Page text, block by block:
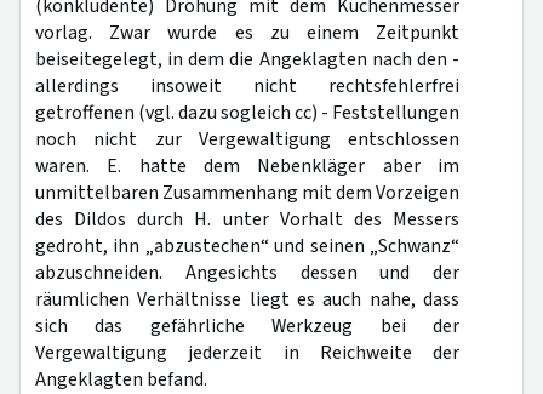
(konkludente) Drohung mit dem Küchenmesser
vorlag. Zwar wurde es zu einem Zeitpunkt
beiseitegelegt, in dem die Angeklagten nach den -
allerdings insoweit nicht rechtsfehlerfrei
getroffenen (vgl. dazu sogleich cc) - Feststellungen
noch nicht zur Vergewaltigung entschlossen
waren. E. hatte dem Nebenkläger aber im
unmittelbaren Zusammenhang mit dem Vorzeigen
des Dildos durch H. unter Vorhalt des Messers
gedroht, ihn „abzustechen“ und seinen „Schwanz“
abzuschneiden. Angesichts dessen und der
räumlichen Verhältnisse liegt es auch nahe, dass
sich das gefährliche Werkzeug bei der
Vergewaltigung jederzeit in Reichweite der
Angeklagten befand.